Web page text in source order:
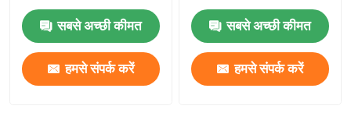
सबसे अच्छी कीमत
हमसे संपर्क करें
सबसे अच्छी कीमत
हमसे संपर्क करें